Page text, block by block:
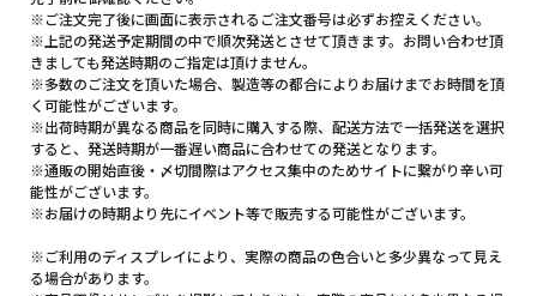
※ご注文完了後に画面に表示されるご注文番号は必ずお控えください。
※上記の発送予定期間の中で順次発送とさせて頂きます。お問い合わせ頂
きましても発送時期のご指定は頂けません。
※多数のご注文を頂いた場合、製造等の都合によりお届けまでお時間を頂
く可能性がございます。
※出荷時期が異なる商品を同時に購入する際、配送方法で一括発送を選択
すると、発送時期が一番遅い商品に合わせての発送となります。
※通販の開始直後・〆切間際はアクセス集中のためサイトに繋がり辛い可
能性がございます。
※お届けの時期より先にイベント等で販売する可能性がございます。
※ご利用のディスプレイにより、実際の商品の色合いと多少異なって見え
る場合があります。